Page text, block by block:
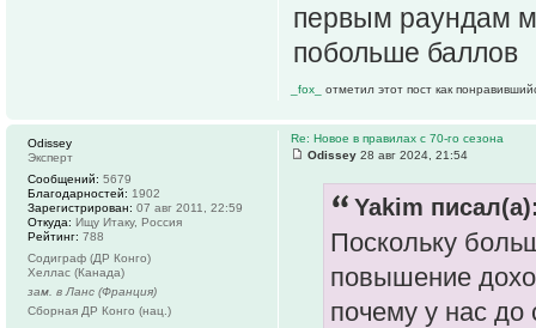
первым раундам
побольше баллов
_fox_ отметил этот пост как
Re: Новое в правилах с 70-го сезона
Odissey 28 авг 2024, 21:54
Yakim
Поскольку
повышение
почему у нас до
Odissey
Эксперт
Сообщений: 5679
Благодарностей: 1902
Зарегистрирован: 07 авг 2011, 22:59
Откуда: Ищу Итаку, Россия
Рейтинг: 788
Содиграф (ДР Конго)
Хеллас (Канада)
зам. в Ланс (Франция)
Сборная ДР Конго (нац.)